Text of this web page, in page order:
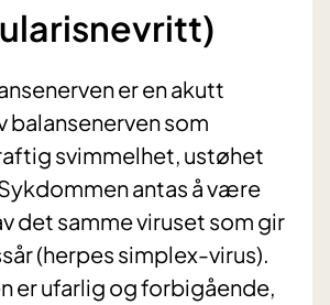
er en akutt
balansenerven som
svimmelhet, ustøhet
antas å være
det samme viruset som gir
(herpes simplex-virus).
er ufarlig og forbigående,